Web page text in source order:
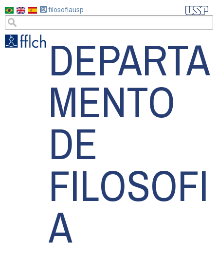
al
contenido
principal
filosofiausp
DEPARTA
MENTO
DE
FILOSOFI
A